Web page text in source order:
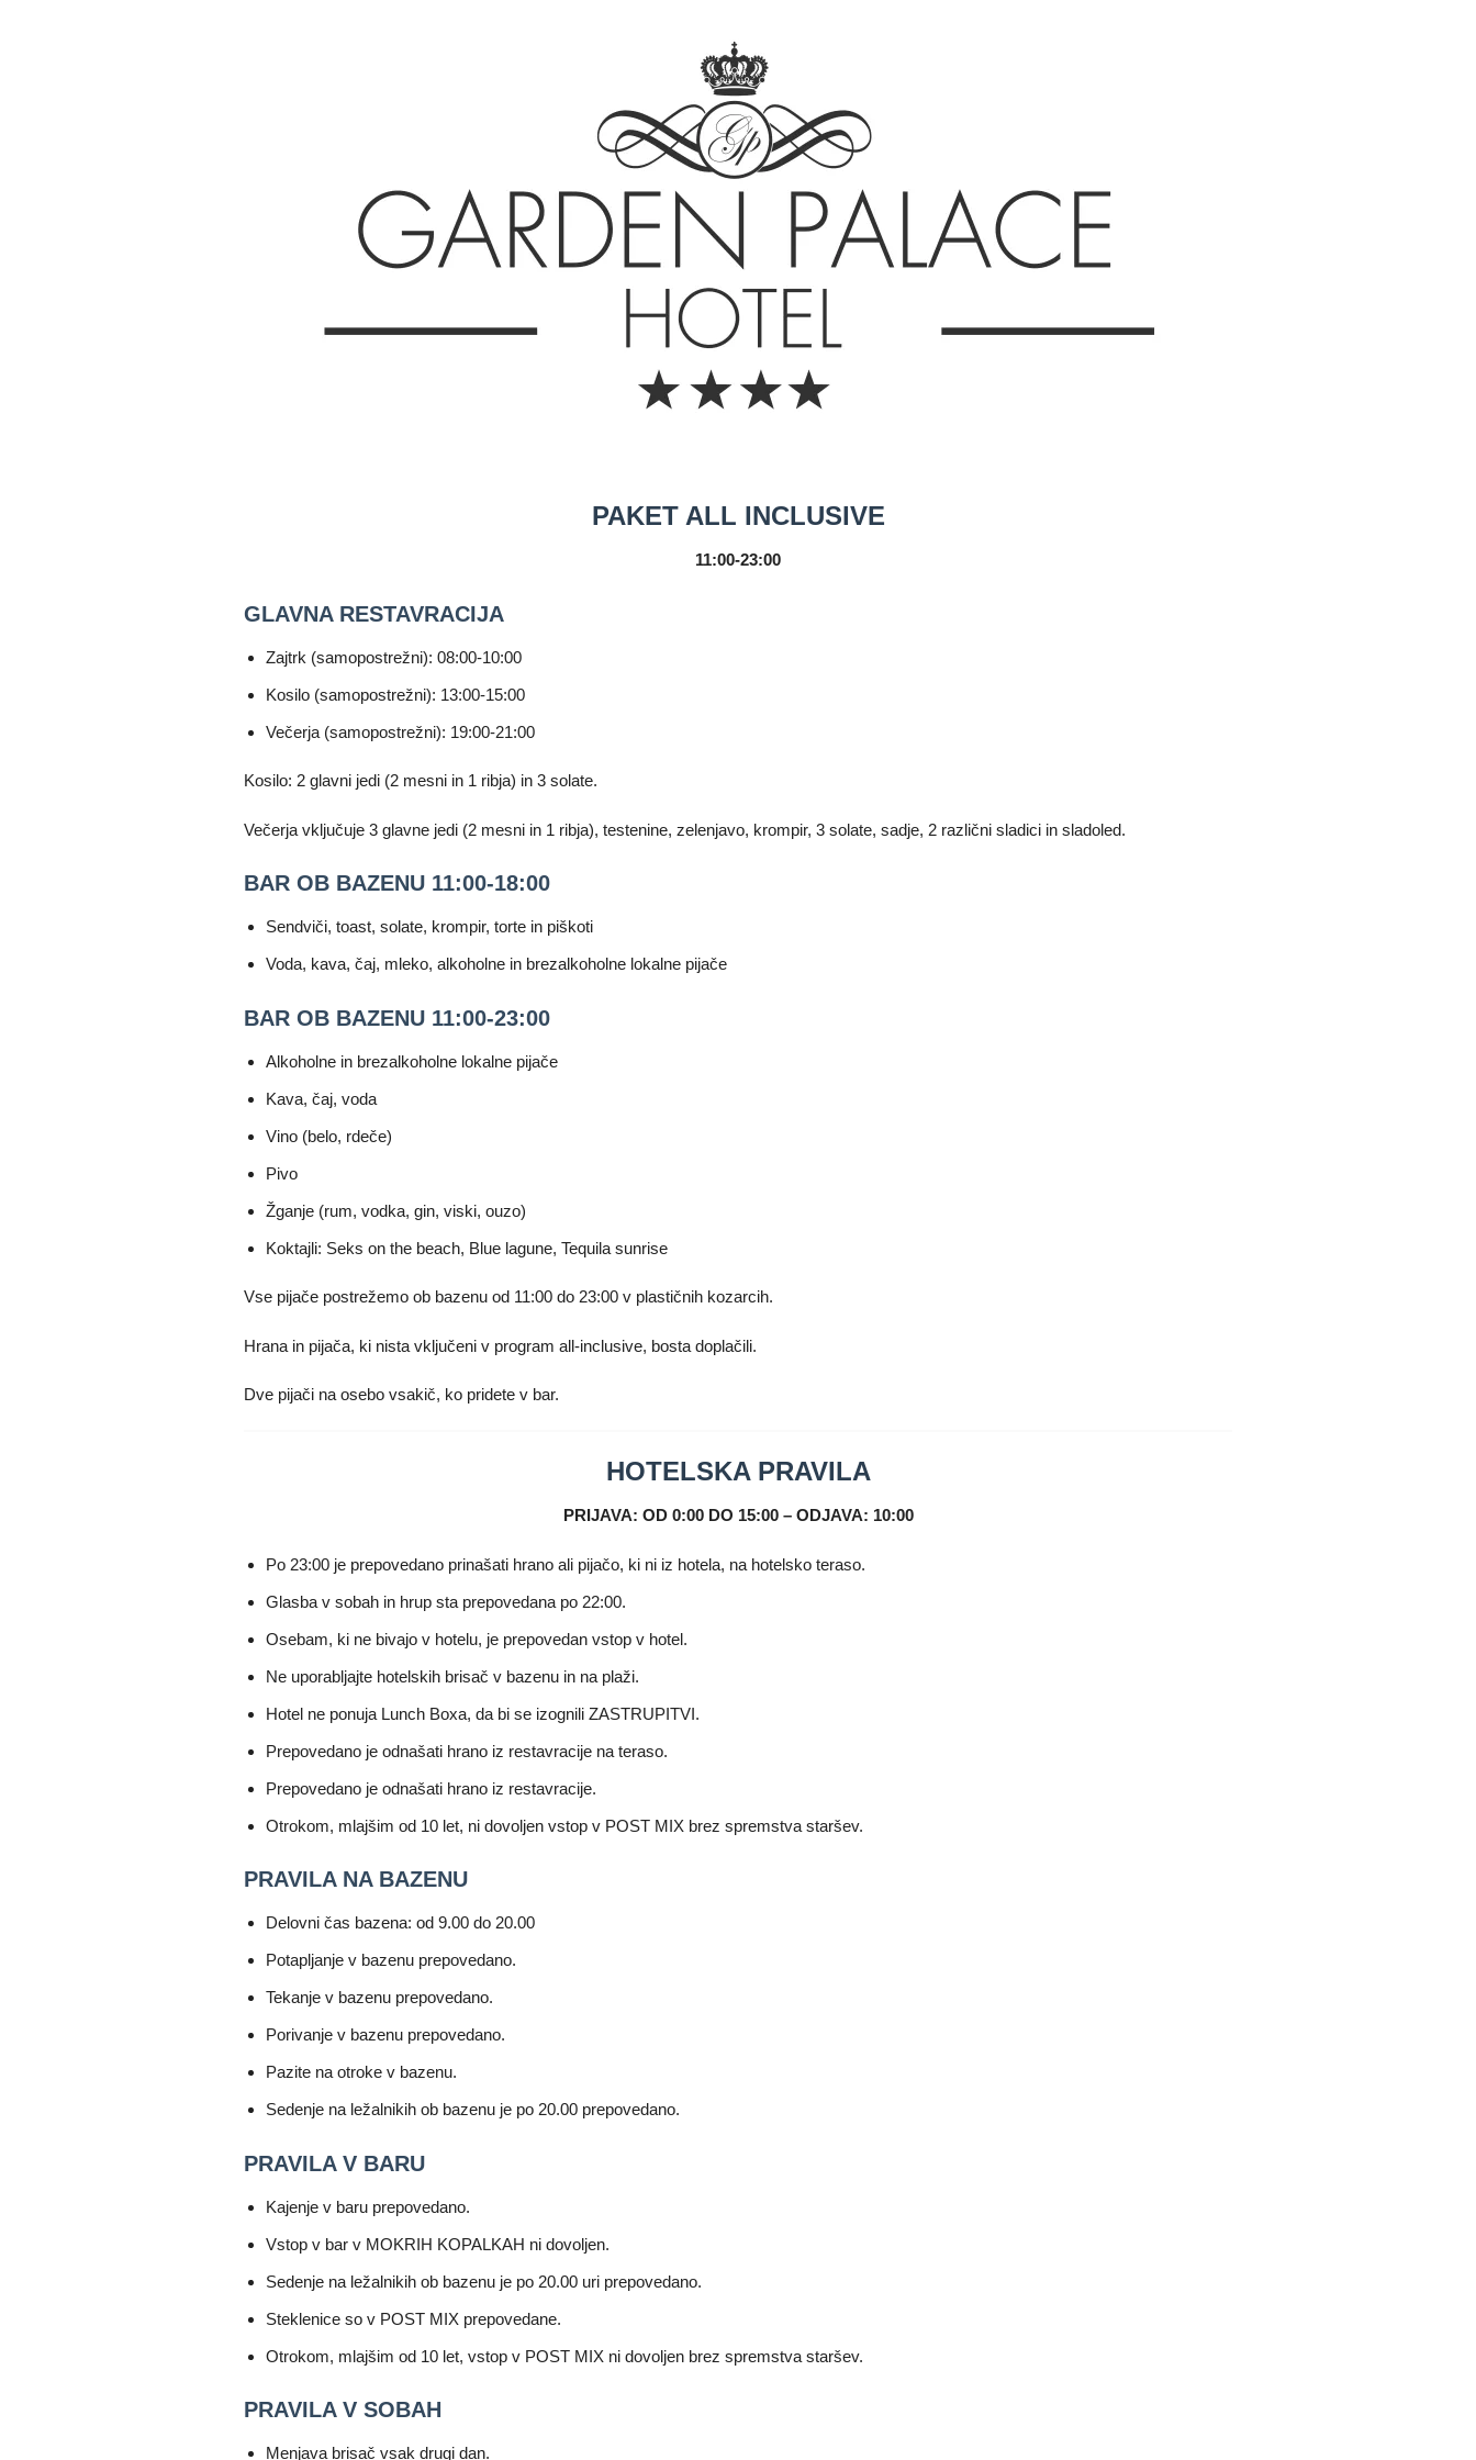
PAKET ALL INCLUSIVE
11:00-23:00
GLAVNA RESTAVRACIJA
Zajtrk (samopostrežni): 08:00-10:00
Kosilo (samopostrežni): 13:00-15:00
Večerja (samopostrežni): 19:00-21:00
Kosilo: 2 glavni jedi (2 mesni in 1 ribja) in 3 solate.
Večerja vključuje 3 glavne jedi (2 mesni in 1 ribja), testenine, zelenjavo, krompir, 3 solate, sadje, 2 različni sladici in sladoled.
BAR OB BAZENU 11:00-18:00
Sendviči, toast, solate, krompir, torte in piškoti
Voda, kava, čaj, mleko, alkoholne in brezalkoholne lokalne pijače
BAR OB BAZENU 11:00-23:00
Alkoholne in brezalkoholne lokalne pijače
Kava, čaj, voda
Vino (belo, rdeče)
Pivo
Žganje (rum, vodka, gin, viski, ouzo)
Koktajli: Seks on the beach, Blue lagune, Tequila sunrise
Vse pijače postrežemo ob bazenu od 11:00 do 23:00 v plastičnih kozarcih.
Hrana in pijača, ki nista vključeni v program all-inclusive, bosta doplačili.
Dve pijači na osebo vsakič, ko pridete v bar.
HOTELSKA PRAVILA
PRIJAVA: OD 0:00 DO 15:00 – ODJAVA: 10:00
Po 23:00 je prepovedano prinašati hrano ali pijačo, ki ni iz hotela, na hotelsko teraso.
Glasba v sobah in hrup sta prepovedana po 22:00.
Osebam, ki ne bivajo v hotelu, je prepovedan vstop v hotel.
Ne uporabljajte hotelskih brisač v bazenu in na plaži.
Hotel ne ponuja Lunch Boxa, da bi se izognili ZASTRUPITVI.
Prepovedano je odnašati hrano iz restavracije na teraso.
Prepovedano je odnašati hrano iz restavracije.
Otrokom, mlajšim od 10 let, ni dovoljen vstop v POST MIX brez spremstva staršev.
PRAVILA NA BAZENU
Delovni čas bazena: od 9.00 do 20.00
Potapljanje v bazenu prepovedano.
Tekanje v bazenu prepovedano.
Porivanje v bazenu prepovedano.
Pazite na otroke v bazenu.
Sedenje na ležalnikih ob bazenu je po 20.00 prepovedano.
PRAVILA V BARU
Kajenje v baru prepovedano.
Vstop v bar v MOKRIH KOPALKAH ni dovoljen.
Sedenje na ležalnikih ob bazenu je po 20.00 uri prepovedano.
Steklenice so v POST MIX prepovedane.
Otrokom, mlajšim od 10 let, vstop v POST MIX ni dovoljen brez spremstva staršev.
PRAVILA V SOBAH
Menjava brisač vsak drugi dan.